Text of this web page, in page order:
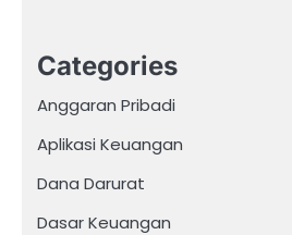
Categories
Anggaran Pribadi
Aplikasi Keuangan
Dana Darurat
Dasar Keuangan